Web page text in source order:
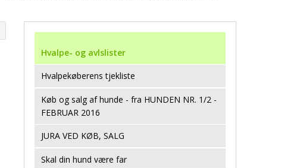
Hvalpe- og avlslister
Hvalpekøberens tjekliste
Køb og salg af hunde - fra HUNDEN NR. 1/2 -
FEBRUAR 2016
JURA VED KØB, SALG
Skal din hund være far